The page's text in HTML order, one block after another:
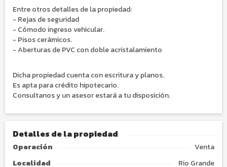
Entre otros detalles de la propiedad:
- Rejas de seguridad
- Cómodo ingreso vehicular.
- Pisos cerámicos.
- Aberturas de PVC con doble acristalamiento
Dicha propiedad cuenta con escritura y planos.
Es apta para crédito hipotecario.
Consultanos y un asesor estará a tu disposición.
Detalles de la propiedad
Operación
Venta
Localidad
Rio Grande